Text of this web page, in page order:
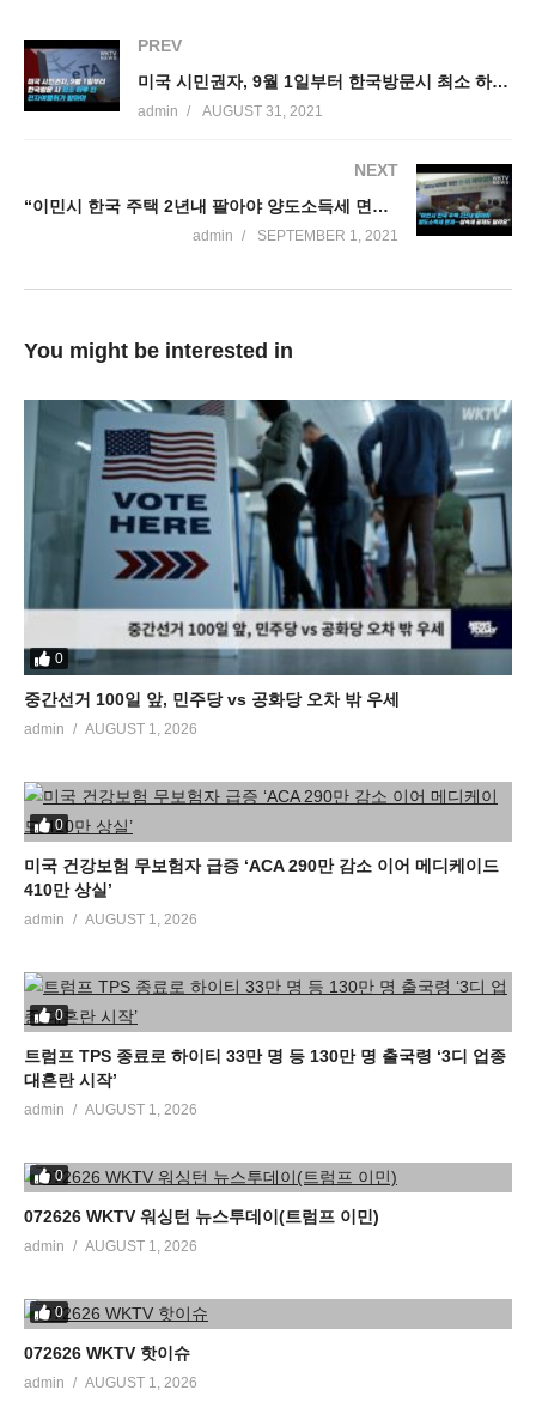
PREV
미국 시민권자, 9월 1일부터 한국방문시 최소 하루전 전자여행허가 받아야
admin AUGUST 31, 2021
NEXT
“이민시 한국 주택 2년내 팔아야 양도소득세 면제…상속세 공제도 달라요”
admin SEPTEMBER 1, 2021
You might be interested in
0
중간선거 100일 앞, 민주당 vs 공화당 오차 밖 우세
admin AUGUST 1, 2026
0
미국 건강보험 무보험자 급증 ‘ACA 290만 감소 이어 메디케이드
410만 상실’
admin AUGUST 1, 2026
0
트럼프 TPS 종료로 하이티 33만 명 등 130만 명 출국령 ‘3디 업종
대혼란 시작’
admin AUGUST 1, 2026
0
072626 WKTV 워싱턴 뉴스투데이(트럼프 이민)
admin AUGUST 1, 2026
0
072626 WKTV 핫이슈
admin AUGUST 1, 2026